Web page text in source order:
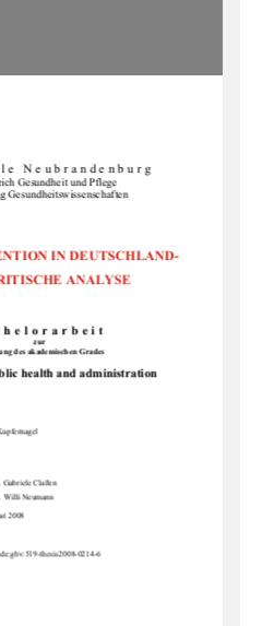
Neubrandenburg
Gesundheit und Pflege
Gesundheitswissenschaften
IN DEUTSCHLAND-
ANALYSE
zur
des akademischen Grades
health and administration
Gabriele Claßen
Willi Neumann
2008
thesis2008-0214-6